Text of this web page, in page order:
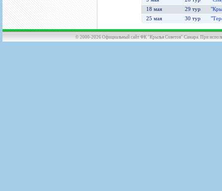
18 мая
29 тур
25 мая
30 тур
© 2000-2026 Официальный сайт ФК "Крылья Советов" Самара. При